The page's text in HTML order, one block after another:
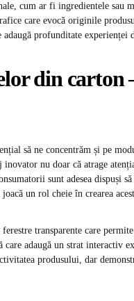
cum ar fi ingredientele sau
care evocă originile
profunditate experienței
din carton
să ne concentrăm și pe
nu doar că atrage
sunt adesea dispuși
un rol cheie în crearea
transparente care
adaugă un strat interactiv
produsului, dar